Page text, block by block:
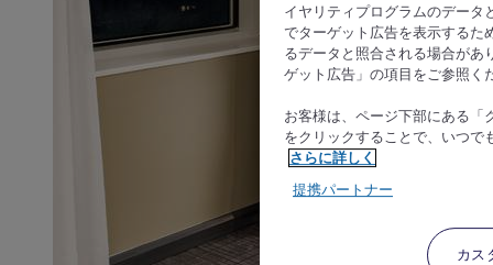
イヤリティプログラムのデータ
でターゲット広告を表示するた
るデータと照合される場合があ
ゲット広告」の項目をご参照く
お客様は、ページ下部にある「
をクリックすることで、いつで
さらに詳しく
提携パートナー
カス